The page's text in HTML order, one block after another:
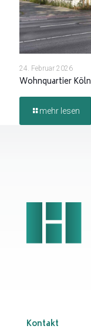
24. Februar 2026
Wohnquartier Köln
mehr lesen
Kontakt